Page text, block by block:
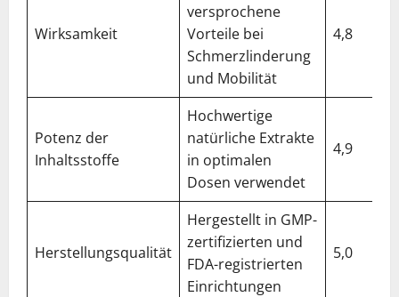
Wirksamkeit
versprochene
Vorteile bei
Schmerzlinderung
und Mobilität
4,8
Potenz der
Inhaltsstoffe
Hochwertige
natürliche Extrakte
in optimalen
Dosen verwendet
4,9
Herstellungsqualität
Hergestellt in GMP-
zertifizierten und
FDA-registrierten
Einrichtungen
5,0